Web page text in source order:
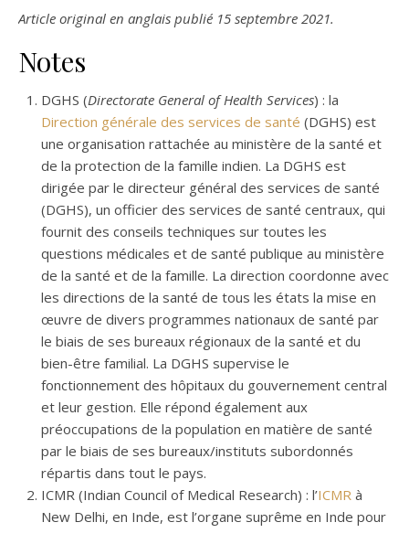
Article original en anglais publié 15 septembre 2021.
Notes
DGHS (Directorate General of Health Services) : la
Direction générale des services de santé (DGHS) est
une organisation rattachée au ministère de la santé et
de la protection de la famille indien. La DGHS est
dirigée par le directeur général des services de santé
(DGHS), un officier des services de santé centraux, qui
fournit des conseils techniques sur toutes les
questions médicales et de santé publique au ministère
de la santé et de la famille. La direction coordonne avec
les directions de la santé de tous les états la mise en
œuvre de divers programmes nationaux de santé par
le biais de ses bureaux régionaux de la santé et du
bien-être familial. La DGHS supervise le
fonctionnement des hôpitaux du gouvernement central
et leur gestion. Elle répond également aux
préoccupations de la population en matière de santé
par le biais de ses bureaux/instituts subordonnés
répartis dans tout le pays.
ICMR (Indian Council of Medical Research) : l’ICMR à
New Delhi, en Inde, est l’organe suprême en Inde pour